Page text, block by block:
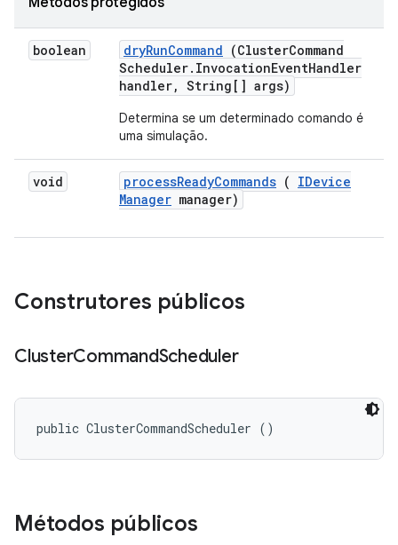
boolean dryRunCommand (ClusterCommand
Scheduler. InvocationEventHandler
handler, String[] args)
Determina se um determinado comando é
uma simulação.
void processReadyCommands ( IDevice
Manager manager)
Construtores públicos
ClusterCommandScheduler
public ClusterCommandScheduler ()
Métodos públicos